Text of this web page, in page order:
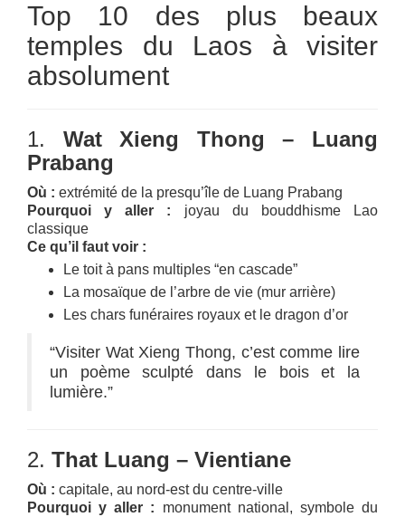
Top 10 des plus beaux
temples du Laos à visiter
absolument
1. Wat Xieng Thong – Luang
Prabang
Où : extrémité de la presqu’île de Luang Prabang
Pourquoi y aller : joyau du bouddhisme Lao
classique
Ce qu’il faut voir :
Le toit à pans multiples “en cascade”
La mosaïque de l’arbre de vie (mur arrière)
Les chars funéraires royaux et le dragon d’or
“Visiter Wat Xieng Thong, c’est comme lire
un poème sculpté dans le bois et la
lumière.”
2. That Luang – Vientiane
Où : capitale, au nord-est du centre-ville
Pourquoi y aller : monument national, symbole du